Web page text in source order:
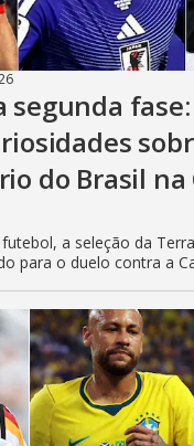
segunda
do Brasil na
a seleção da
para o duelo contra a